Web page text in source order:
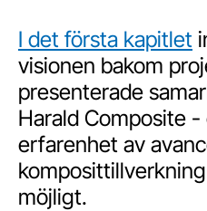
I det första kapitlet
visionen bakom
presenterade
Harald Composite
erfarenhet av
möjligt.